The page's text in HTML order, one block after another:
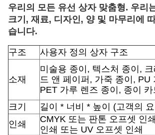
우리의 모든 유선 상자 맞춤형. 우리
크기, 재료, 디자인, 양 및 마무리에
습니다.
구조 사용자 정의 상자 구조
소재
미술용 종이, 텍스처 종이,
드 앤 페이퍼, 가죽 종이, PU
PET 가루 렌즈 종이, 종이
크기
길이 * 너비 * 높이 (고객의
인쇄
CMYK 또는 판톤 오프셋 인
인쇄 또는 UV 오프셋 인쇄